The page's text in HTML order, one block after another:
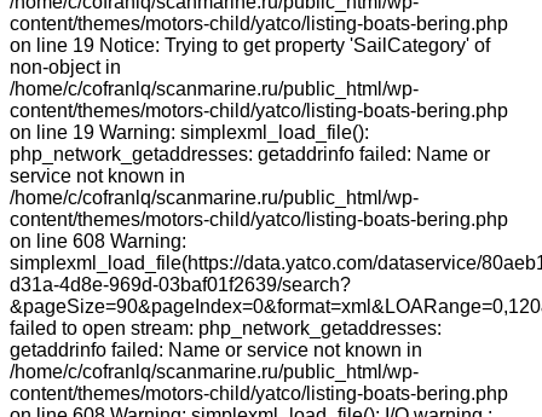
content/themes/motors-child/yatco/listing-boats-bering.php
on line 19 Notice: Trying to get property 'SailCategory' of
non-object in
/home/c/cofranlq/scanmarine.ru/public_html/wp-
content/themes/motors-child/yatco/listing-boats-bering.php
on line 19 Warning: simplexml_load_file():
php_network_getaddresses: getaddrinfo failed: Name or
service not known in
/home/c/cofranlq/scanmarine.ru/public_html/wp-
content/themes/motors-child/yatco/listing-boats-bering.php
on line 608 Warning:
simplexml_load_file(https://data.yatco.com/dataservice/
d31a-4d8e-969d-03baf01f2639/search?
failed to open stream: php_network_getaddresses:
getaddrinfo failed: Name or service not known in
/home/c/cofranlq/scanmarine.ru/public_html/wp-
content/themes/motors-child/yatco/listing-boats-bering.php